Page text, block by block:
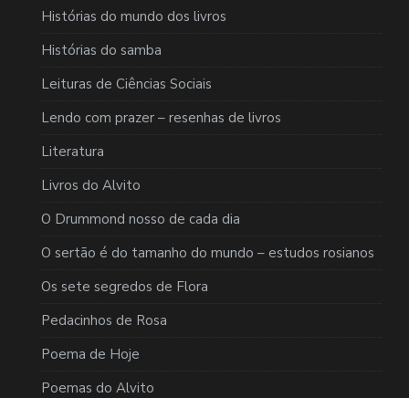
Histórias do mundo dos livros
Histórias do samba
Leituras de Ciências Sociais
Lendo com prazer – resenhas de livros
Literatura
Livros do Alvito
O Drummond nosso de cada dia
O sertão é do tamanho do mundo – estudos rosianos
Os sete segredos de Flora
Pedacinhos de Rosa
Poema de Hoje
Poemas do Alvito